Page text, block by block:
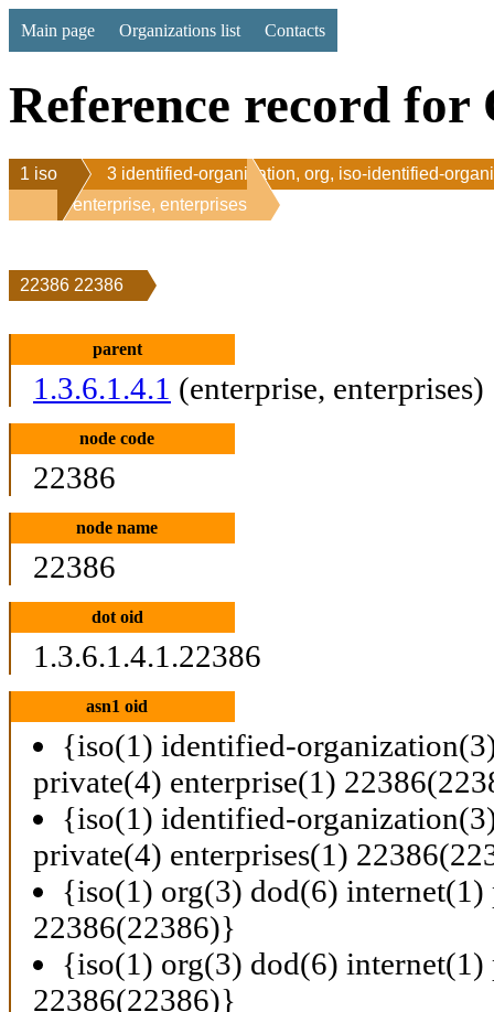
Main page Organizations list Contacts
Reference record for
1 iso
3 identified-organization, org, iso-identified-
1 enterprise, enterprises
22386 22386
parent
1.3.6.1.4.1 (enterprise, enterprises)
node code
22386
node name
22386
dot oid
1.3.6.1.4.1.22386
asn1 oid
{iso(1) identified-
private(4) enterprise(1)
{iso(1) identified-
private(4) enterprises(1)
{iso(1) org(3) dod(6) internet(1)
22386(22386)}
{iso(1) org(3) dod(6) internet(1)
22386(22386)}